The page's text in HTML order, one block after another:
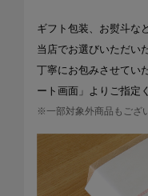
ギフト包装、お熨斗な
当店でお選びいただい
丁寧にお包みさせてい
ート画面」よりご指定
※一部対象外商品もござ